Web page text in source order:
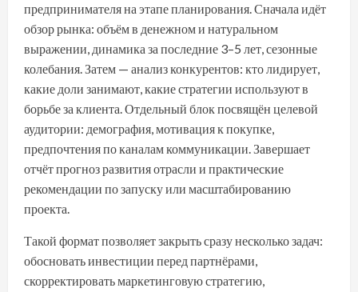
предпринимателя на этапе планирования. Сначала идёт
обзор рынка: объём в денежном и натуральном
выражении, динамика за последние 3–5 лет, сезонные
колебания. Затем — анализ конкурентов: кто лидирует,
какие доли занимают, какие стратегии используют в
борьбе за клиента. Отдельный блок посвящён целевой
аудитории: демография, мотивация к покупке,
предпочтения по каналам коммуникации. Завершает
отчёт прогноз развития отрасли и практические
рекомендации по запуску или масштабированию
проекта.
Такой формат позволяет закрыть сразу несколько задач:
обосновать инвестиции перед партнёрами,
скорректировать маркетинговую стратегию,